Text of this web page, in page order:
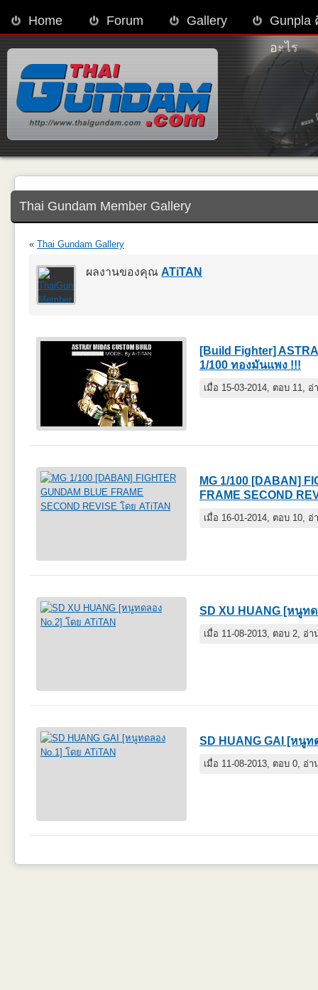
Home Forum Gallery
Gunpla
อะไร
Thai Gundam Member Gallery
« Thai Gundam Gallery
ผลงานของคุณ ATiTAN
[Build Fighter]
1/100 ทองมันแพง !!!
เมื่อ 15-03-2014, ตอบ 11, อ่
MG 1/100 [DABAN]
FRAME SECOND
เมื่อ 16-01-2014, ตอบ 10, อ่
SD XU HUANG [หนูท
เมื่อ 11-08-2013, ตอบ 2, อ่า
SD HUANG GAI [หนูท
เมื่อ 11-08-2013, ตอบ 0, อ่า